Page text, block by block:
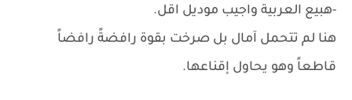
-هبيع العربية واجيب موديل اقل.
هنا لم تتحمل آمال بل صرخت بقوة رافضةً رافضاً
قاطعاً وهو يحاول إقناعها.